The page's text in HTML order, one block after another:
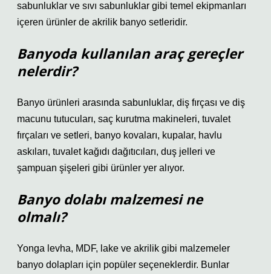
sabunluklar ve sıvı sabunluklar gibi temel ekipmanları
içeren ürünler de akrilik banyo setleridir.
Banyoda kullanılan araç gereçler
nelerdir?
Banyo ürünleri arasında sabunluklar, diş fırçası ve diş
macunu tutucuları, saç kurutma makineleri, tuvalet
fırçaları ve setleri, banyo kovaları, kupalar, havlu
askıları, tuvalet kağıdı dağıtıcıları, duş jelleri ve
şampuan şişeleri gibi ürünler yer alıyor.
Banyo dolabı malzemesi ne
olmalı?
Yonga levha, MDF, lake ve akrilik gibi malzemeler
banyo dolapları için popüler seçeneklerdir. Bunlar